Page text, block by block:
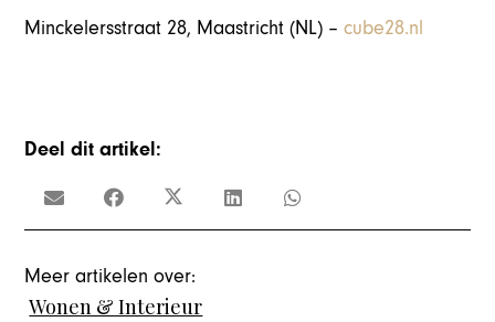
Minckelersstraat 28, Maastricht (NL) –cube28.nl
Deel dit artikel:
Meer artikelen over:
Wonen & Interieur